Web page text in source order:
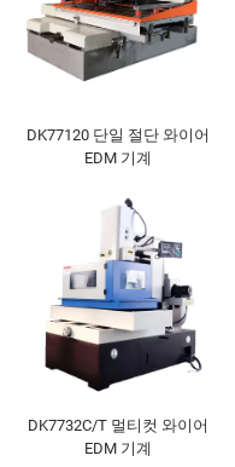
DK77120 단일 절단 와이어
EDM 기계
DK7732C/T 멀티컷 와이어
EDM 기계